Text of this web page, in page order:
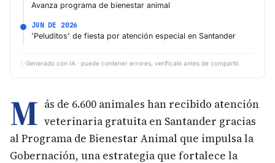
Avanza programa de bienestar animal
JUN DE 2026
'Peluditos' de fiesta por atención especial en Santander
✨ Generado con IA · puede contener errores, verifícalo antes de compartir.
M ás de 6.600 animales han recibido atención
veterinaria gratuita en Santander gracias
al Programa de Bienestar Animal que impulsa la
Gobernación, una estrategia que fortalece la